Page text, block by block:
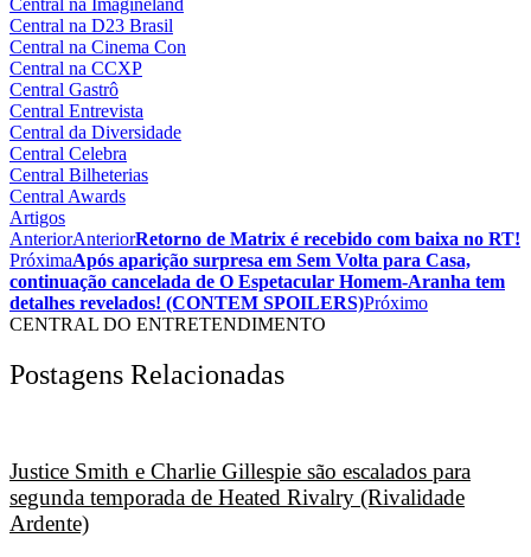
Central na Imagineland
Central na D23 Brasil
Central na Cinema Con
Central na CCXP
Central Gastrô
Central Entrevista
Central da Diversidade
Central Celebra
Central Bilheterias
Central Awards
Artigos
AnteriorAnteriorRetorno de Matrix é recebido com baixa no RT!
PróximaApós aparição surpresa em Sem Volta para Casa,
continuação cancelada de O Espetacular Homem-Aranha tem
detalhes revelados! (CONTEM SPOILERS)Próximo
CENTRAL DO ENTRETENDIMENTO
Postagens Relacionadas
Justice Smith e Charlie Gillespie são escalados para
segunda temporada de Heated Rivalry (Rivalidade
Ardente)